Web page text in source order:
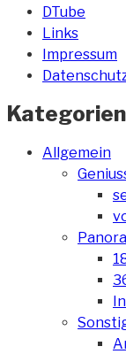
DTube
Links
Impressum
Kategorien
Allgemein